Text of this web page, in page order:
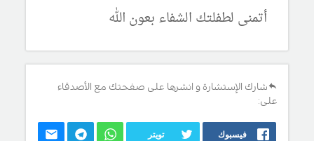
أتمنى لطفلتك الشفاء بعون الله
شارك الإستشارة و انشرها على صفحتك مع الأصدقاء
على:
فيسبوك تويتر